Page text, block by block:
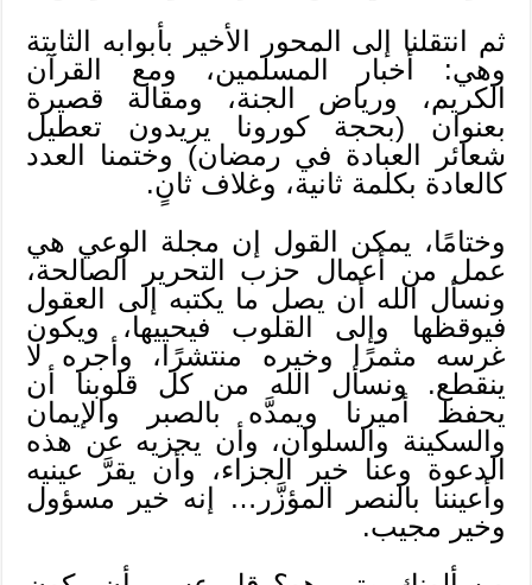
ثم انتقلنا إلى المحور الأخير بأبوابه الثابتة
وهي: أخبار المسلمين، ومع القرآن
الكريم، ورياض الجنة، ومقالة قصيرة
بعنوان (بحجة كورونا يريدون تعطيل
شعائر العبادة في رمضان) وختمنا العدد
كالعادة بكلمة ثانية، وغلاف ثانٍ.
وختامًا، يمكن القول إن مجلة الوعي هي
عمل من أعمال حزب التحرير الصالحة،
ونسأل الله أن يصل ما يكتبه إلى العقول
فيوقظها وإلى القلوب فيحييها، ويكون
غرسه مثمرًا وخيره منتشرًا، وأجره لا
ينقطع. ونسأل الله من كل قلوبنا أن
يحفظ أميرنا ويمدَّه بالصبر والإيمان
والسكينة والسلوان، وأن يجزيه عن هذه
الدعوة وعنا خير الجزاء، وأن يقرَّ عينيه
وأعيننا بالنصر المؤزَّر… إنه خير مسؤول
وخير مجيب.